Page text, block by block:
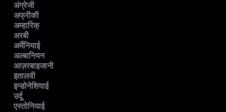
अंग्रेजी
अफ्रीकी
अम्हारिक्
अरबी
अर्मेनियाई
अल्बानियन
आज़रबाइजानी
इतालवी
इन्डोनेशियाई
उर्दू
एस्तोनियाई